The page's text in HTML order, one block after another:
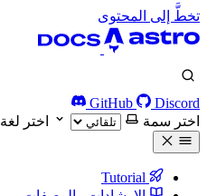
تخطَّ إلى المحتوى
GitHub
Discord
اختر سمة
اختر لغة